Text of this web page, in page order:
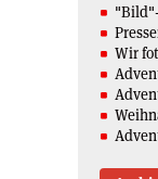
Wir